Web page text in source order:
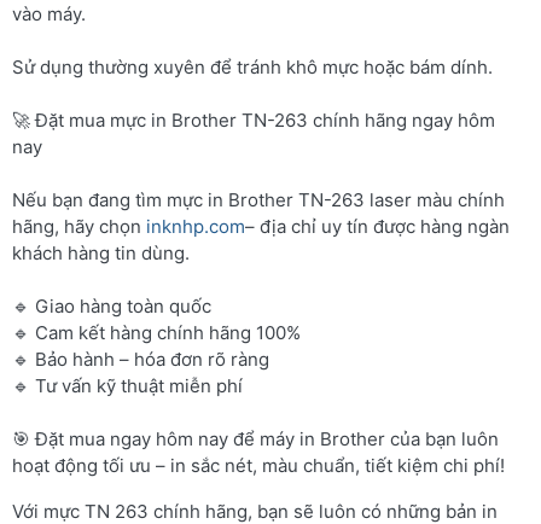
vào máy.
Sử dụng thường xuyên để tránh khô mực hoặc bám dính.
🚀 Đặt mua mực in Brother TN-263 chính hãng ngay hôm
nay
Nếu bạn đang tìm mực in Brother TN-263 laser màu chính
hãng, hãy chọn inknhp.com– địa chỉ uy tín được hàng ngàn
khách hàng tin dùng.
🔹 Giao hàng toàn quốc
🔹 Cam kết hàng chính hãng 100%
🔹 Bảo hành – hóa đơn rõ ràng
🔹 Tư vấn kỹ thuật miễn phí
🎯 Đặt mua ngay hôm nay để máy in Brother của bạn luôn
hoạt động tối ưu – in sắc nét, màu chuẩn, tiết kiệm chi phí!
Với mực TN 263 chính hãng, bạn sẽ luôn có những bản in